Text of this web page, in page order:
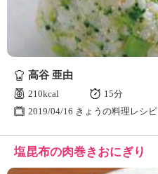
高谷 亜由
210kcal
15分
2019/04/16 きょうの料理レシピ
塩昆布の肉巻きおにぎり